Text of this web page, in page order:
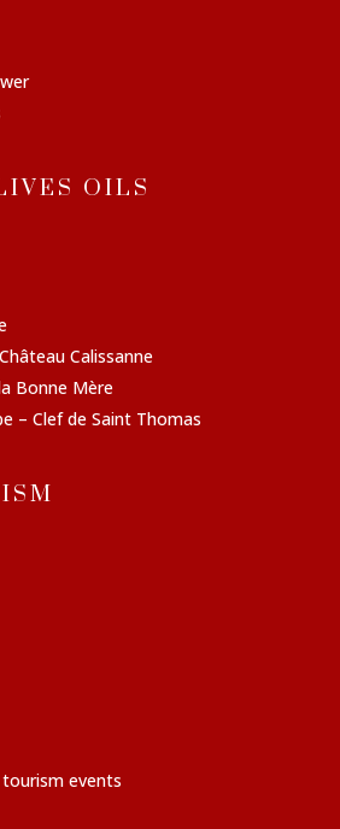
OILS
Calissanne
Bonne Mère
– Clef de Saint Thomas
tourism events